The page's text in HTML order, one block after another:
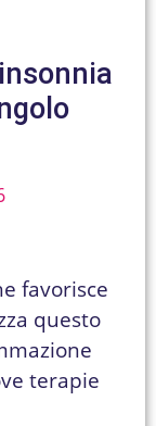
favorisce
questo
terapie